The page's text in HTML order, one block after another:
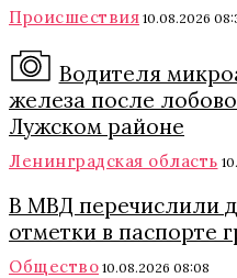
Происшествия 10.08.2026
Водителя
железа после
Лужском районе
Ленинградская область
В МВД перечислили
отметки в паспорте
Общество 10.08.2026 08:08